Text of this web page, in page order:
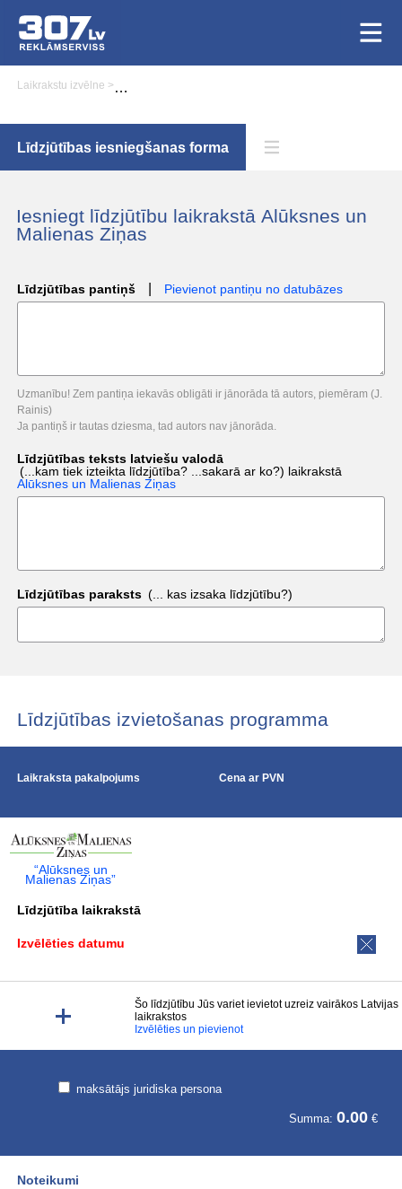
Laikrakstu izvēlne >
Līdzjūtības iesniegšanas forma
Iesniegt līdzjūtību laikrakstā Alūksnes un
Malienas Ziņas
Līdzjūtības pantiņš Pievienot pantiņu no datubāzes
Uzmanību! Zem pantiņa iekavās obligāti ir jānorāda tā autors, piemēram (J.
Rainis)
Ja pantiņš ir tautas dziesma, tad autors nav jānorāda.
Līdzjūtības teksts latviešu valodā
(...kam tiek izteikta līdzjūtība? ...sakarā ar ko?) laikrakstā
Alūksnes un Malienas Ziņas
Līdzjūtības paraksts (... kas izsaka līdzjūtību?)
Līdzjūtības izvietošanas programma
Laikraksta pakalpojums Cena ar PVN
“Alūksnes un
Malienas Ziņas”
Līdzjūtība laikrakstā
Izvēlēties datumu
Šo līdzjūtību Jūs variet ievietot uzreiz vairākos Latvijas
laikrakstos
Izvēlēties un pievienot
maksātājs juridiska persona
Summa: 0.00€
Noteikumi